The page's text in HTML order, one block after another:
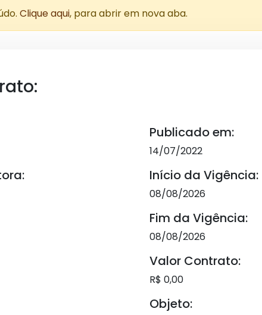
Clique aqui, para abrir em nova aba.
Publicado em:
14/07/2022
Início da Vigência:
08/08/2026
Fim da Vigência:
08/08/2026
Valor Contrato:
R$ 0,00
Objeto: